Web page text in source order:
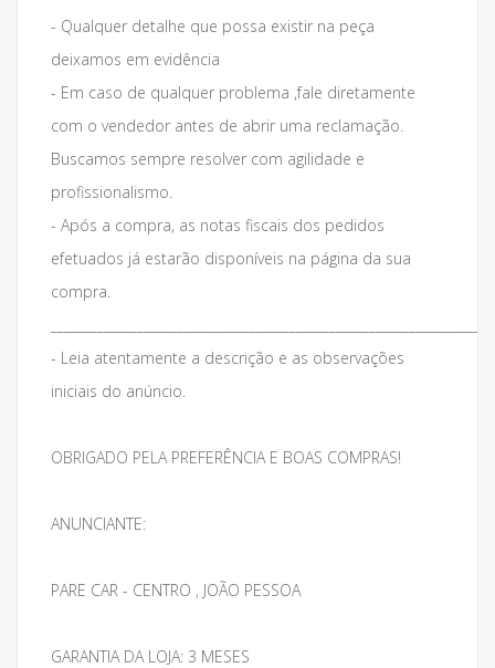
- Qualquer detalhe que possa existir na peça
deixamos em evidência
- Em caso de qualquer problema ,fale diretamente
com o vendedor antes de abrir uma reclamação.
Buscamos sempre resolver com agilidade e
profissionalismo.
- Após a compra, as notas fiscais dos pedidos
efetuados já estarão disponíveis na página da sua
compra.
- Leia atentamente a descrição e as observações
iniciais do anúncio.
OBRIGADO PELA PREFERÊNCIA E BOAS COMPRAS!
ANUNCIANTE:
PARE CAR - CENTRO , JOÃO PESSOA
GARANTIA DA LOJA: 3 MESES